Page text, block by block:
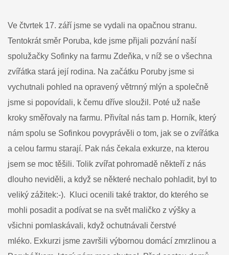
Ve čtvrtek 17. září jsme se vydali na opačnou stranu.
Tentokrát směr Poruba, kde jsme přijali pozvání naší
spolužačky Sofinky na farmu Zdeňka, v níž se o všechna
zvířátka stará její rodina. Na začátku Poruby jsme si
vychutnali pohled na opravený větrnný mlýn a společně
jsme si popovídali, k čemu dříve sloužil. Poté už naše
kroky směřovaly na farmu. Přivítal nás tam p. Horník, který
nám spolu se Sofinkou povyprávěli o tom, jak se o zvířátka
a celou farmu starají. Pak nás čekala exkurze, na kterou
jsem se moc těšili. Tolik zvířat pohromadě někteří z nás
dlouho neviděli, a když se některé nechalo pohladit, byl to
veliký zážitek:-). Kluci ocenili také traktor, do kterého se
mohli posadit a podívat se na svět maličko z výšky a
všichni pomlaskávali, když ochutnávali čerstvé
mléko. Exkurzi jsme završili výbornou domácí zmrzlinou a